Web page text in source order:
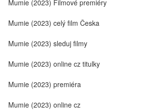
Mumie (2023) Filmové premiéry
Mumie (2023) celý film Česka
Mumie (2023) sleduj filmy
Mumie (2023) online cz titulky
Mumie (2023) premiéra
Mumie (2023) online cz